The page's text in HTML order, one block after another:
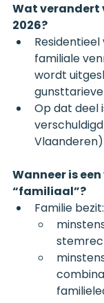
Wat verandert
2026?
familiale
wordt
Op dat deel
verschuldigd
Vlaanderen)
Wanneer is
“familiaal”?
Familie bezit: